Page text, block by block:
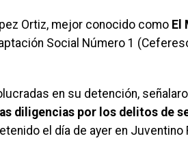
Ortiz, mejor conocido como El
Social Número 1
en su detención,
diligencias por los delitos de
el día de ayer en Juventino